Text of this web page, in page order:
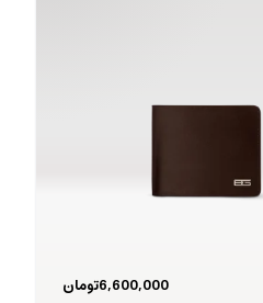
6,600,000تومان